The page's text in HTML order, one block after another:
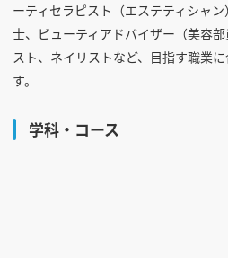
ーティセラピスト（エステティシャ
士、ビューティアドバイザー（美容
スト、ネイリストなど、目指す職業
す。
学科・コース